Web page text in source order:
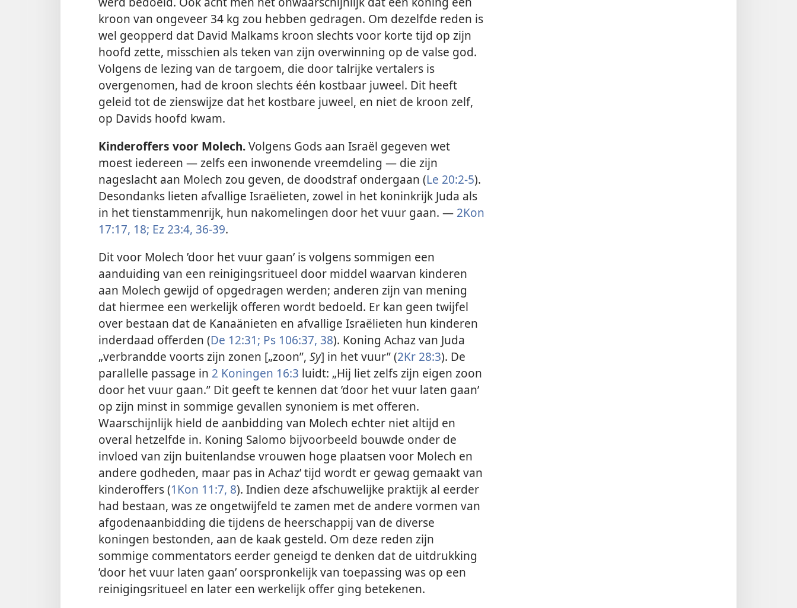
kroon van ongeveer 34 kg zou hebben gedragen. Om dezelfde reden is
wel geopperd dat David Malkams kroon slechts voor korte tijd op zijn
hoofd zette, misschien als teken van zijn overwinning op de valse god.
Volgens de lezing van de targoem, die door talrijke vertalers is
overgenomen, had de kroon slechts één kostbaar juweel. Dit heeft
geleid tot de zienswijze dat het kostbare juweel, en niet de kroon zelf,
op Davids hoofd kwam.
Kinderoffers voor Molech.Volgens Gods aan Israël gegeven wet
moest iedereen — zelfs een inwonende vreemdeling — die zijn
nageslacht aan Molech zou geven, de doodstraf ondergaan (Le 20:2-5).
Desondanks lieten afvallige Israëlieten, zowel in het koninkrijk Juda als
in het tienstammenrijk, hun nakomelingen door het vuur gaan. — 2Kon
17:17, 18; Ez 23:4, 36-39.
Dit voor Molech ’door het vuur gaan’ is volgens sommigen een
aanduiding van een reinigingsritueel door middel waarvan kinderen
aan Molech gewijd of opgedragen werden; anderen zijn van mening
dat hiermee een werkelijk offeren wordt bedoeld. Er kan geen twijfel
over bestaan dat de Kanaänieten en afvallige Israëlieten hun kinderen
inderdaad offerden (De 12:31; Ps 106:37, 38). Koning Achaz van Juda
„verbrandde voorts zijn zonen [„zoon”, Sy] in het vuur” (2Kr 28:3). De
parallelle passage in 2 Koningen 16:3 luidt: „Hij liet zelfs zijn eigen zoon
door het vuur gaan.” Dit geeft te kennen dat ’door het vuur laten gaan’
op zijn minst in sommige gevallen synoniem is met offeren.
Waarschijnlijk hield de aanbidding van Molech echter niet altijd en
overal hetzelfde in. Koning Salomo bijvoorbeeld bouwde onder de
invloed van zijn buitenlandse vrouwen hoge plaatsen voor Molech en
andere godheden, maar pas in Achaz’ tijd wordt er gewag gemaakt van
kinderoffers (1Kon 11:7, 8). Indien deze afschuwelijke praktijk al eerder
had bestaan, was ze ongetwijfeld te zamen met de andere vormen van
afgodenaanbidding die tijdens de heerschappij van de diverse
koningen bestonden, aan de kaak gesteld. Om deze reden zijn
sommige commentators eerder geneigd te denken dat de uitdrukking
’door het vuur laten gaan’ oorspronkelijk van toepassing was op een
reinigingsritueel en later een werkelijk offer ging betekenen.